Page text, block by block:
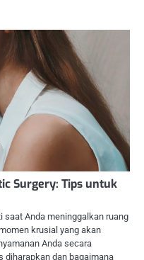
Surgery: Tips untuk
saat Anda meninggalkan ruang
krusial yang akan
Anda secara
diharapkan dan bagaimana